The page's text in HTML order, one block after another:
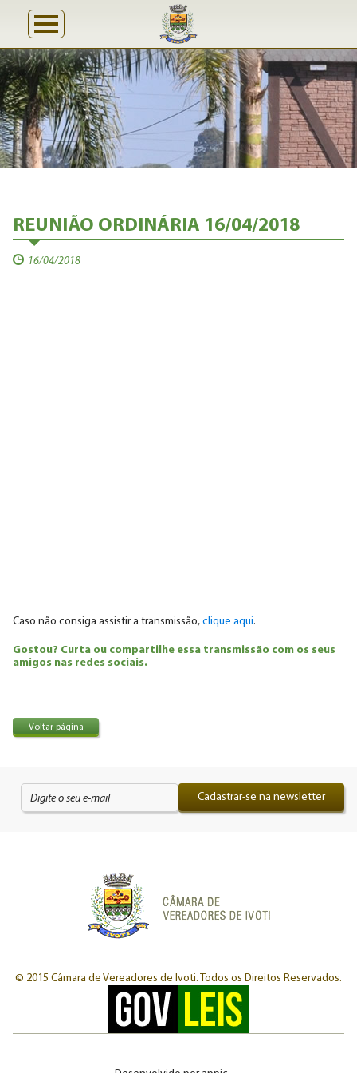
REUNIÃO ORDINÁRIA 16/04/2018
16/04/2018
Caso não consiga assistir a transmissão, clique aqui.
Gostou? Curta ou compartilhe essa transmissão com os seus
amigos nas redes sociais.
Voltar página
Cadastrar-se na newsletter
© 2015 Câmara de Vereadores de Ivoti. Todos os Direitos Reservados.